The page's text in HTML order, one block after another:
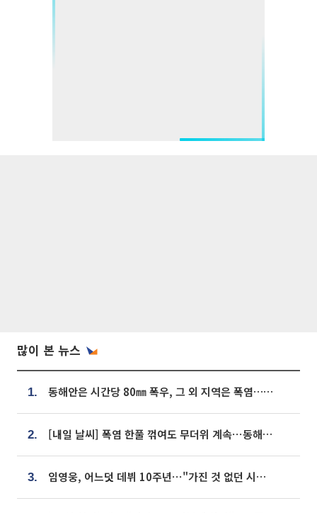
많이 본 뉴스
1. 동해안은 시간당 80㎜ 폭우, 그 외 지역은 폭염…‘극과 극 날씨’
2. [내일 날씨] 폭염 한풀 꺾여도 무더위 계속⋯동해안 이틀 연속 비
3. 임영웅, 어느덧 데뷔 10주년⋯"가진 것 없던 시절, 내 앞엔 20명의 팬뿐"